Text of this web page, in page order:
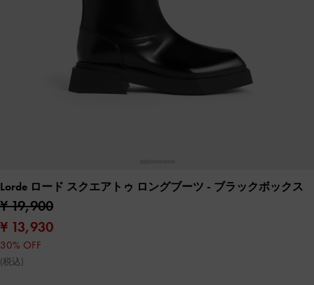
Lorde ロード スクエアトゥ ロングブーツ - ブラックボックス
¥ 19,900
¥ 13,930
30% OFF
(税込)